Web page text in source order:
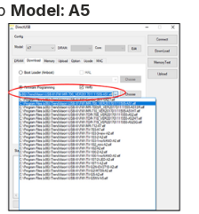
Model: A5